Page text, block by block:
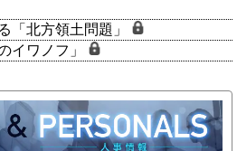
「北方領土問題」
イワノフ」